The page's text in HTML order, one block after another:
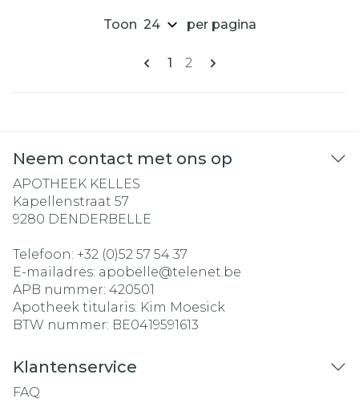
Pagina's
U lees momenteel pagina
1 Pagina
2
Toon per pagina
Neem contact met ons op
APOTHEEK KELLES
Kapellenstraat 57
9280 DENDERBELLE
Telefoon: +32 (0)52 57 54 37
E-mailadres: apobelle@telenet.be
APB nummer: 420501
Apotheek titularis: Kim Moesick
BTW nummer: BE0419591613
Klantenservice
FAQ